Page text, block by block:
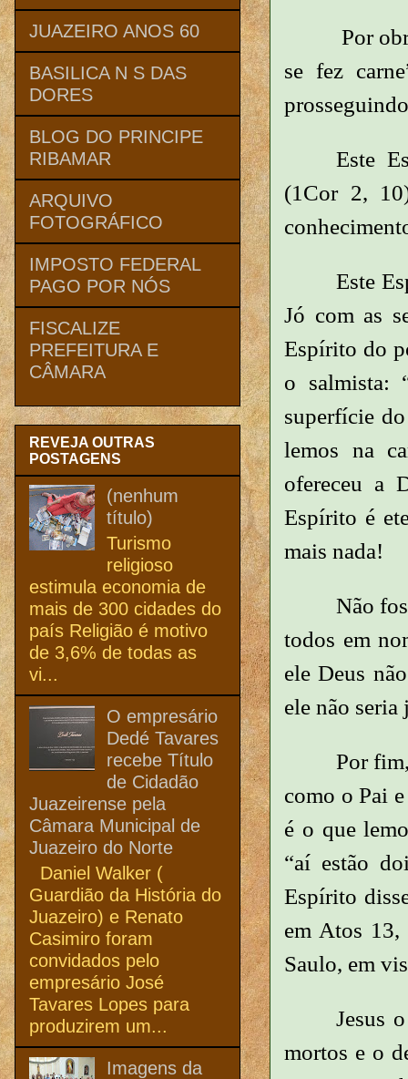
Por
se fez
Este
(1Cor 2,
Este
Jó com as
Espírito do
o salmista:
superfície
lemos na
ofereceu a
Espírito é
mais nada!
Não
todos em
ele Deus
ele não
Por
como o Pai
é o que
“aí estão
Espírito
em Atos 13,
Saulo, em
Jesus
mortos e o
JUAZEIRO ANOS 60
BASILICA N S DAS
DORES
BLOG DO PRINCIPE
RIBAMAR
ARQUIVO
FOTOGRÁFICO
IMPOSTO FEDERAL
PAGO POR NÓS
FISCALIZE
PREFEITURA E
CÂMARA
REVEJA OUTRAS
POSTAGENS
(nenhum
título)
Turismo
religioso
estimula economia de
mais de 300 cidades do
país Religião é motivo
de 3,6% de todas as
vi...
O empresário
Dedé Tavares
recebe Título
de Cidadão
Juazeirense pela
Câmara Municipal de
Juazeiro do Norte
Daniel Walker (
Guardião da História do
Juazeiro) e Renato
Casimiro foram
convidados pelo
empresário José
Tavares Lopes para
produzirem um...
Imagens da